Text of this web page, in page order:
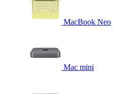
MacBook Neo
Mac mini